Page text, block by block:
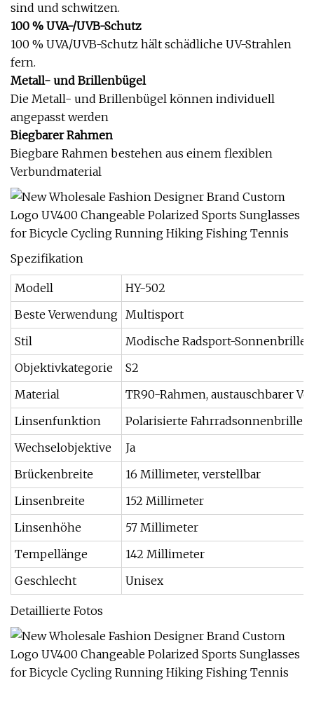
sind und schwitzen.
100 % UVA-/UVB-Schutz
100 % UVA/UVB-Schutz hält schädliche UV-Strahlen
fern.
Metall- und Brillenbügel
Die Metall- und Brillenbügel können individuell
angepasst werden
Biegbarer Rahmen
Biegbare Rahmen bestehen aus einem flexiblen
Verbundmaterial
Spezifikation
Modell
HY-502
Beste Verwendung Multisport
Stil
Modische Radsport-Sonnenbrille
Objektivkategorie
S2
Material
TR90-Rahmen, austauschbarer
Linsenfunktion
Polarisierte Fahrradsonnenbrille
Wechselobjektive
Ja
Brückenbreite
16 Millimeter, verstellbar
Linsenbreite
152 Millimeter
Linsenhöhe
57 Millimeter
Tempellänge
142 Millimeter
Geschlecht
Unisex
Detaillierte Fotos